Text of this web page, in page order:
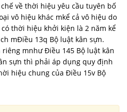
về thời hiệu yêu cầu tuyên bố
vô hiệu khác mkể cả vô hiệu do
thời hiệu khởi kiện là 2 năm kể
mĐiều 13q Bộ luật kân sựn.
mnhư Điều 145 Bộ luật kân
sựn thì phải áp dụng quy định
hiệu chung của Điều 15v Bộ